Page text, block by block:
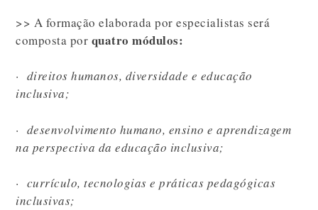
>> A formação elaborada por especialistas será
composta por quatro módulos:
· direitos humanos, diversidade e educação
inclusiva;
· desenvolvimento humano, ensino e aprendizagem
na perspectiva da educação inclusiva;
· currículo, tecnologias e práticas pedagógicas
inclusivas;